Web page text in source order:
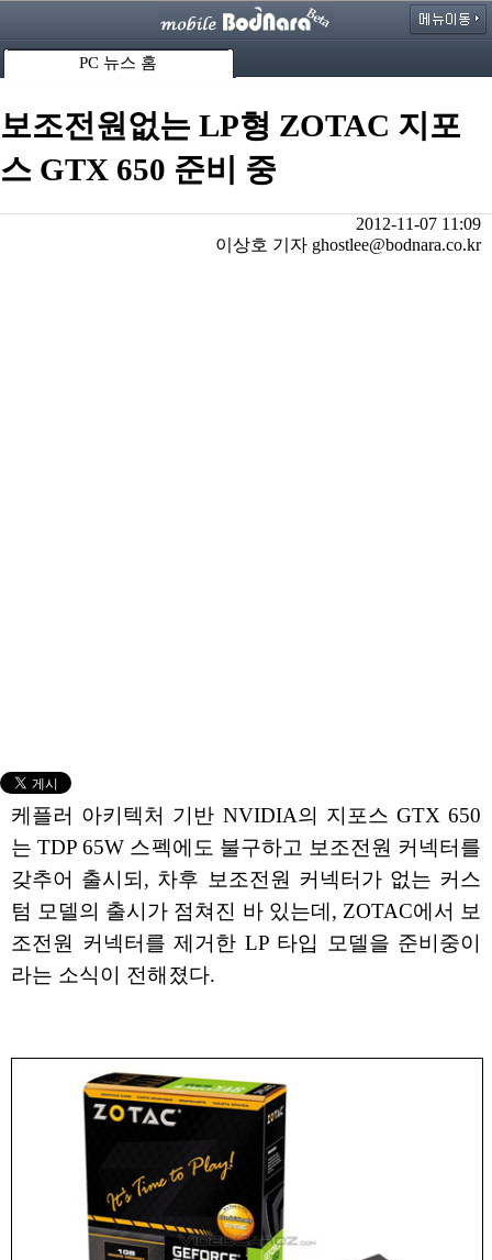
PC 뉴스 홈
보조전원없는 LP형 ZOTAC 지포
스 GTX 650 준비 중
2012-11-07 11:09
이상호 기자 ghostlee@bodnara.co.kr
케플러 아키텍처 기반 NVIDIA의 지포스 GTX 650
는 TDP 65W 스펙에도 불구하고 보조전원 커넥터를
갖추어 출시되, 차후 보조전원 커넥터가 없는 커스
텀 모델의 출시가 점쳐진 바 있는데, ZOTAC에서 보
조전원 커넥터를 제거한 LP 타입 모델을 준비중이
라는 소식이 전해졌다.